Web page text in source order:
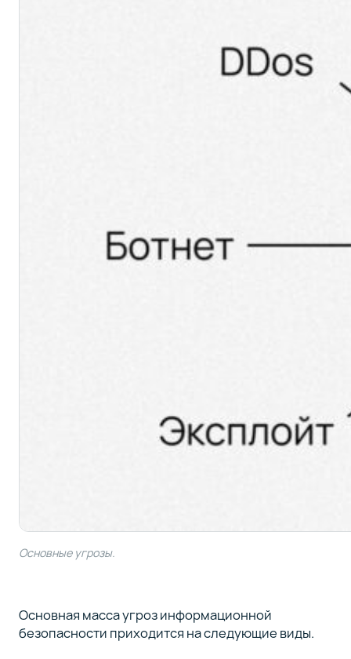
Основные угрозы.
Основная масса угроз информационной
безопасности приходится на следующие виды.